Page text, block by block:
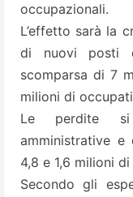
occupazionali.
L’effetto sarà la
di nuovi posti
scomparsa di 7
milioni di
Le perdite si
amministrative e
4,8 e 1,6 milioni
Secondo gli